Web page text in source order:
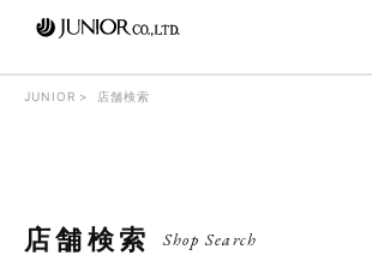
JUNIOR 店舗検索
店舗検索 Shop Search